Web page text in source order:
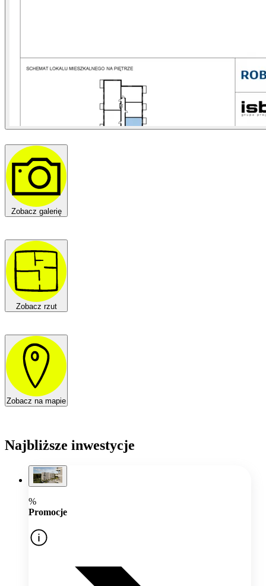
Zobacz galerię
Zobacz rzut
Zobacz na mapie
Najbliższe inwestycje
%
Promocje